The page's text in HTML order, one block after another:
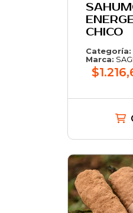
CHICO
Categoría:
Marca: